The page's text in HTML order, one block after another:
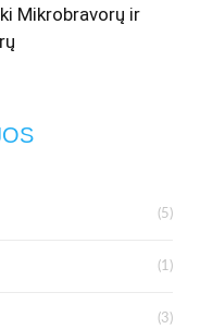
Mikrobravorų ir
(5)
(1)
(3)